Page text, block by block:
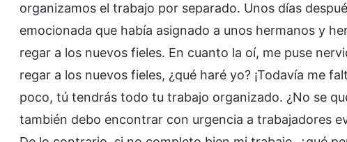
organizamos el trabajo por separado. Unos días
emocionada que había asignado a unos hermanos y
regar a los nuevos fieles. En cuanto la oí, me puse
regar a los nuevos fieles, ¿qué haré yo? ¡Todavía me
poco, tú tendrás todo tu trabajo organizado. ¿No se
también debo encontrar con urgencia a trabajadores